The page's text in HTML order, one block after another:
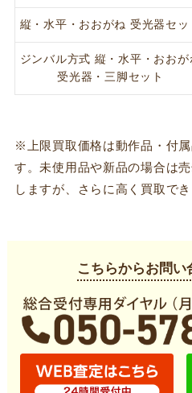
縦・水平・おおがね 受光器セッ
ジンバル方式 縦・水平・おおが
受光器・三脚セット
※上限買取価格は動作品・付
す。未使用品や新品の場合は
しますが、さらに高く買取で
こちらからお問い